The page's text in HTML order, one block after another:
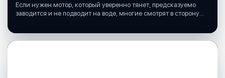
Если нужен мотор, который уверенно тянет, предсказуемо
заводится и не подводит на воде, многие смотрят в сторону